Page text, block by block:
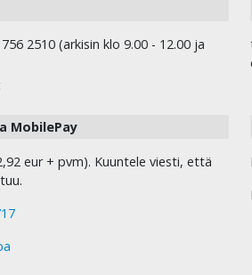
2510 (arkisin klo 9.00 - 12.00 ja
MobilePay
eur + pvm). Kuuntele viesti, että